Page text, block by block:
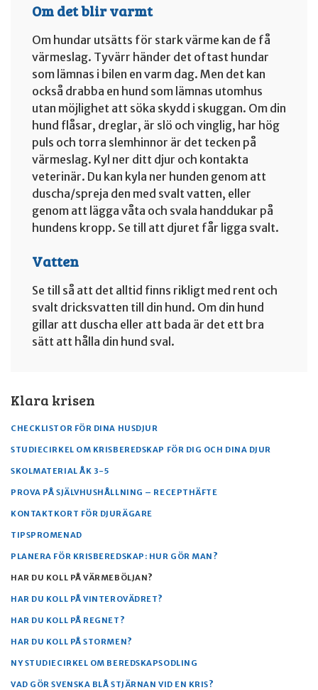
Om det blir varmt
Om hundar utsätts för stark värme kan de få
värmeslag. Tyvärr händer det oftast hundar
som lämnas i bilen en varm dag. Men det kan
också drabba en hund som lämnas utomhus
utan möjlighet att söka skydd i skuggan. Om din
hund flåsar, dreglar, är slö och vinglig, har hög
puls och torra slemhinnor är det tecken på
värmeslag. Kyl ner ditt djur och kontakta
veterinär. Du kan kyla ner hunden genom att
duscha/spreja den med svalt vatten, eller
genom att lägga våta och svala handdukar på
hundens kropp. Se till att djuret får ligga svalt.
Vatten
Se till så att det alltid finns rikligt med rent och
svalt dricksvatten till din hund. Om din hund
gillar att duscha eller att bada är det ett bra
sätt att hålla din hund sval.
Klara krisen
CHECKLISTOR FÖR DINA HUSDJUR
STUDIECIRKEL OM KRISBEREDSKAP FÖR DIG OCH DINA DJUR
SKOLMATERIAL ÅK 3-5
PROVA PÅ SJÄLVHUSHÅLLNING – RECEPTHÄFTE
KONTAKTKORT FÖR DJURÄGARE
TIPSPROMENAD
PLANERA FÖR KRISBEREDSKAP: HUR GÖR MAN?
HAR DU KOLL PÅ VÄRMEBÖLJAN?
HAR DU KOLL PÅ VINTEROVÄDRET?
HAR DU KOLL PÅ REGNET?
HAR DU KOLL PÅ STORMEN?
NY STUDIECIRKEL OM BEREDSKAPSODLING
VAD GÖR SVENSKA BLÅ STJÄRNAN VID EN KRIS?